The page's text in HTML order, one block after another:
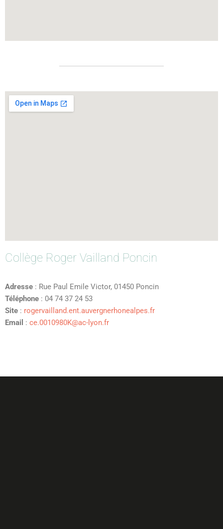
Collège Roger Vailland Poncin
Adresse : Rue Paul Emile Victor, 01450 Poncin
Téléphone : 04 74 37 24 53
Site : rogervailland.ent.auvergnerhonealpes.fr
Email : ce.0010980K@ac-lyon.fr